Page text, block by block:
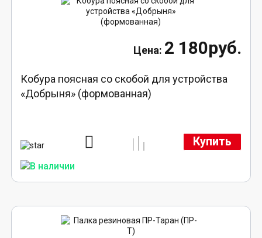
2 180руб.
Кобура поясная со скобой для устройства
«Добрыня» (формованная)
Купить